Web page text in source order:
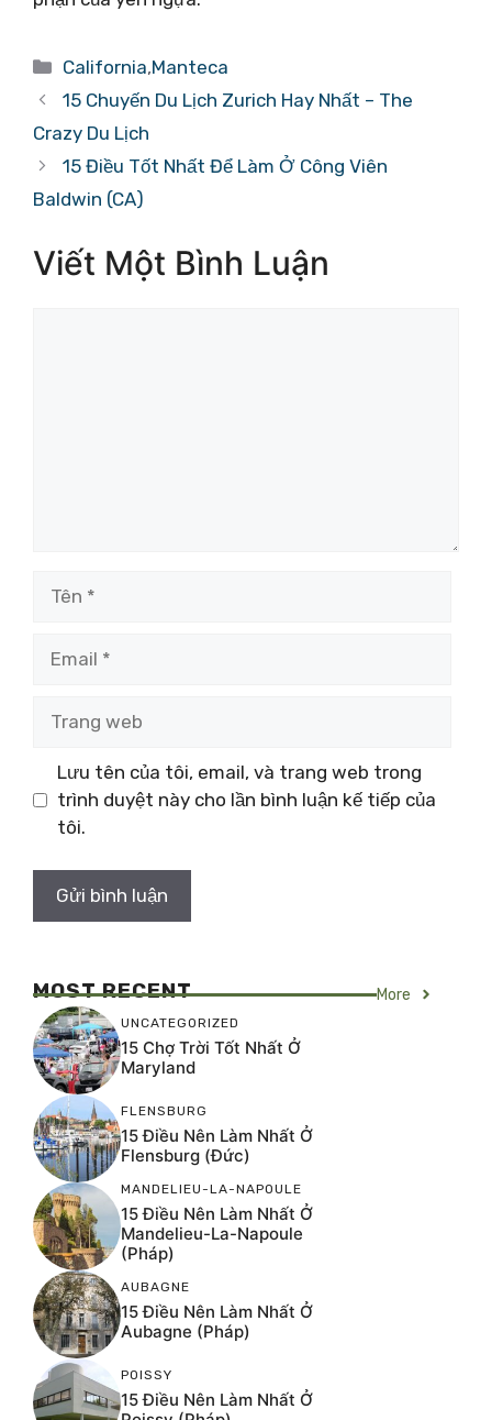
Danh
mục
California,Manteca
15 Chuyến Du Lịch Zurich Hay Nhất – The
Crazy Du Lịch
15 Điều Tốt Nhất Để Làm Ở Công Viên
Baldwin (CA)
Viết Một Bình Luận
Lưu tên của tôi, email, và trang web trong
trình duyệt này cho lần bình luận kế tiếp của
tôi.
MOST RECENT More
UNCATEGORIZED
15 Chợ Trời Tốt Nhất Ở
Maryland
FLENSBURG
15 Điều Nên Làm Nhất Ở
Flensburg (Đức)
MANDELIEU-LA-NAPOULE
15 Điều Nên Làm Nhất Ở
Mandelieu-La-Napoule
(Pháp)
AUBAGNE
15 Điều Nên Làm Nhất Ở
Aubagne (Pháp)
POISSY
15 Điều Nên Làm Nhất Ở